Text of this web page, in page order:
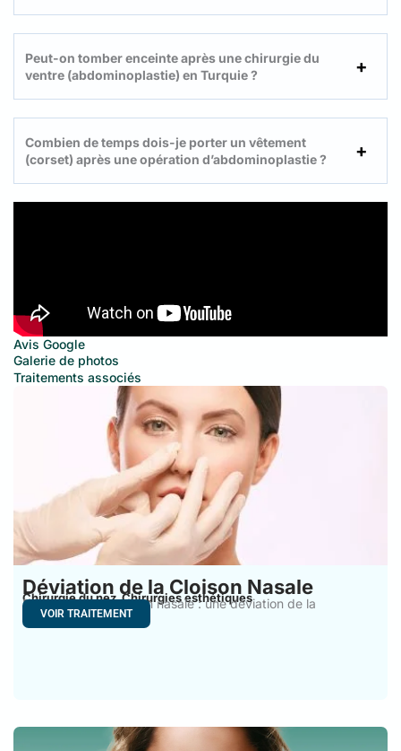
Peut-on tomber enceinte après une chirurgie du
ventre (abdominoplastie) en Turquie ?
Combien de temps dois-je porter un vêtement
(corset) après une opération d’abdominoplastie ?
Avis Google
Galerie de photos
Traitements associés
Déviation de la Cloison Nasale
Chirurgie du nez,Chirurgies esthétiques
Déviation de la cloison nasale : une déviation de la
VOIR TRAITEMENT